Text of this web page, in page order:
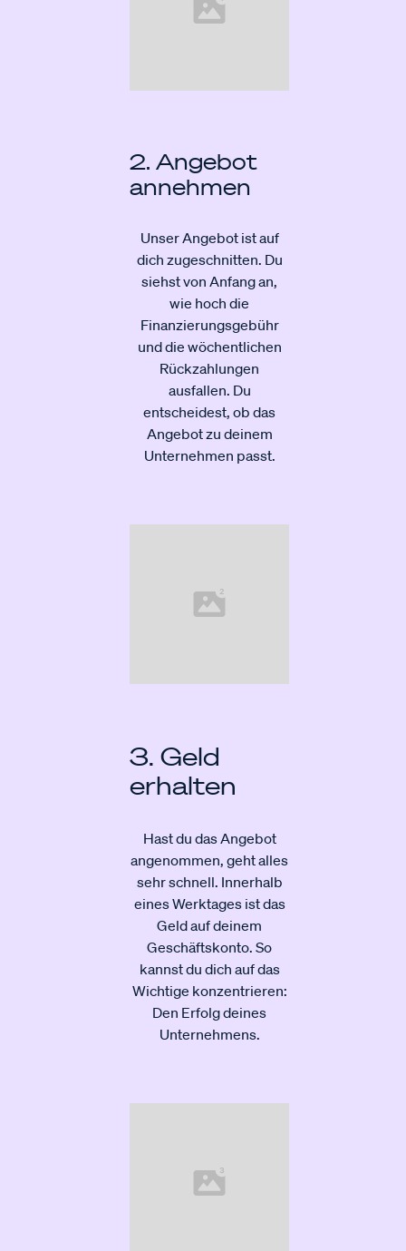
2. Angebot
annehmen
Unser Angebot ist auf
dich zugeschnitten. Du
siehst von Anfang an,
wie hoch die
Finanzierungsgebühr
und die wöchentlichen
Rückzahlungen
ausfallen. Du
entscheidest, ob das
Angebot zu deinem
Unternehmen passt.
3. Geld
erhalten
Hast du das Angebot
angenommen, geht alles
sehr schnell. Innerhalb
eines Werktages ist das
Geld auf deinem
Geschäftskonto. So
kannst du dich auf das
Wichtige konzentrieren:
Den Erfolg deines
Unternehmens.